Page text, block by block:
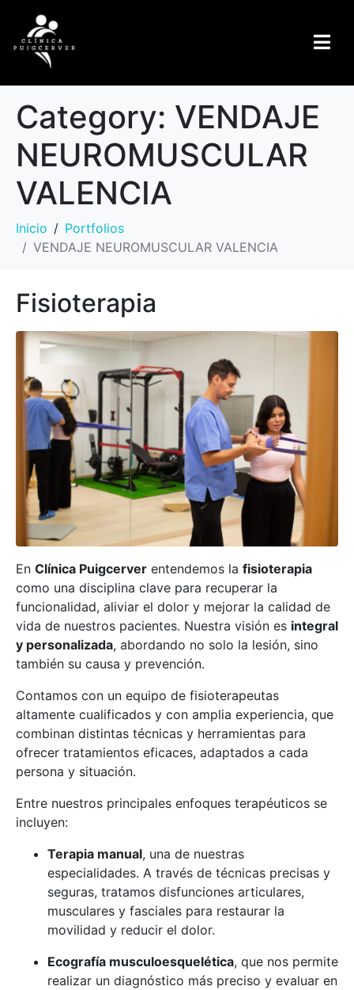
Category: VENDAJE
NEUROMUSCULAR
VALENCIA
Inicio
Portfolios
VENDAJE NEUROMUSCULAR VALENCIA
Fisioterapia
En Clínica Puigcerver entendemos la fisioterapia
como una disciplina clave para recuperar la
funcionalidad, aliviar el dolor y mejorar la calidad de
vida de nuestros pacientes. Nuestra visión es integral
y personalizada, abordando no solo la lesión, sino
también su causa y prevención.
Contamos con un equipo de fisioterapeutas
altamente cualificados y con amplia experiencia, que
combinan distintas técnicas y herramientas para
ofrecer tratamientos eficaces, adaptados a cada
persona y situación.
Entre nuestros principales enfoques terapéuticos se
incluyen:
Terapia manual, una de nuestras
especialidades. A través de técnicas precisas y
seguras, tratamos disfunciones articulares,
musculares y fasciales para restaurar la
movilidad y reducir el dolor.
Ecografía musculoesquelética, que nos permite
realizar un diagnóstico más preciso y evaluar en